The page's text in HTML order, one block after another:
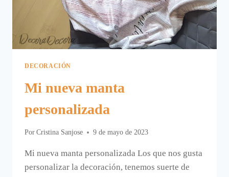
DECORACIÓN
Mi nueva manta
personalizada
Por Cristina Sanjose 9 de mayo de 2023
Mi nueva manta personalizada Los que nos gusta
personalizar la decoración, tenemos suerte de